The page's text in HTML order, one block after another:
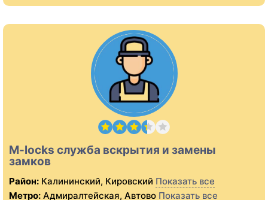
M-locks служба вскрытия и замены
замков
Район: Калининский, Кировский Показать все
Метро: Адмиралтейская, Автово Показать все